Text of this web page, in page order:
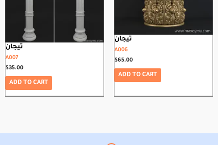
تيجان
A007
$35.00
ADD TO CART
تيجان
A006
$65.00
ADD TO CART